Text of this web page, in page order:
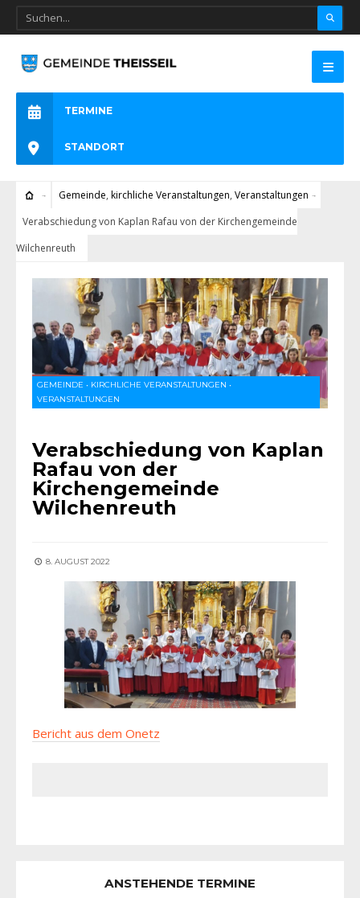
TERMINE
STANDORT
Gemeinde, kirchliche Veranstaltungen, Veranstaltungen
Verabschiedung von Kaplan Rafau von der Kirchengemeinde
Wilchenreuth
GEMEINDE • KIRCHLICHE VERANSTALTUNGEN •
VERANSTALTUNGEN
Verabschiedung von Kaplan
Rafau von der
Kirchengemeinde
Wilchenreuth
8. AUGUST 2022
Bericht aus dem Onetz
ANSTEHENDE TERMINE